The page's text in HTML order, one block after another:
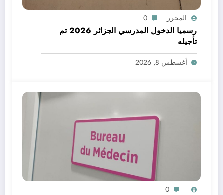
المحرر 0
رسميا الدخول المدرسي الجزائر 2026 تم
تأجيله
أغسطس 8, 2026
0